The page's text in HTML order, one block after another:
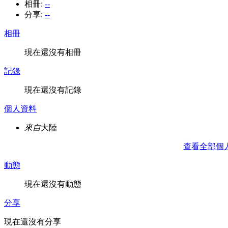
相冊: --
分享: --
相冊
現在還沒有相冊
記錄
現在還沒有記錄
個人資料
來自大陸
查看全部個
動態
現在還沒有動態
分享
現在還沒有分享